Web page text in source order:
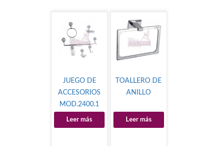
JUEGO DE
ACCESORIOS
MOD.2400.1
Leer más
TOALLERO DE
ANILLO
Leer más